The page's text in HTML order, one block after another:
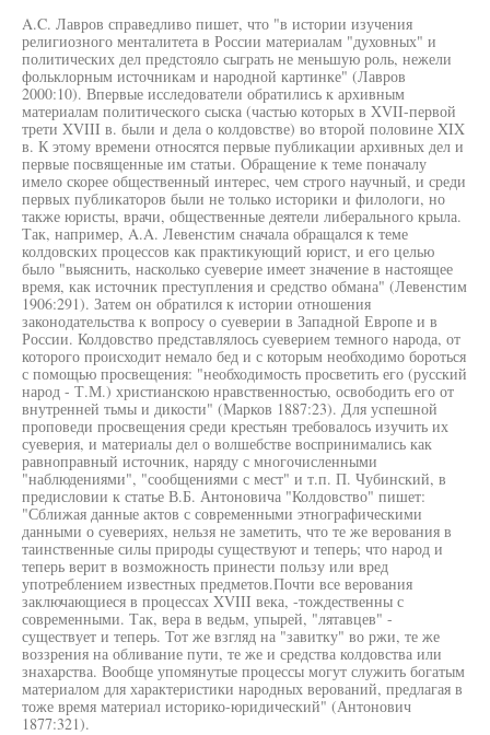
A.C. Лавров справедливо пишет, что "в истории изучения
религиозного менталитета в России материалам "духовных" и
политических дел предстояло сыграть не меньшую роль, нежели
фольклорным источникам и народной картинке" (Лавров
2000:10). Впервые исследователи обратились к архивным
материалам политического сыска (частью которых в XVII-первой
трети XVIII в. были и дела о колдовстве) во второй половине XIX
в. К этому времени относятся первые публикации архивных дел и
первые посвященные им статьи. Обращение к теме поначалу
имело скорее общественный интерес, чем строго научный, и среди
первых публикаторов были не только историки и филологи, но
также юристы, врачи, общественные деятели либерального крыла.
Так, например, A.A. Левенстим сначала обращался к теме
колдовских процессов как практикующий юрист, и его целью
было "выяснить, насколько суеверие имеет значение в настоящее
время, как источник преступления и средство обмана" (Левенстим
1906:291). Затем он обратился к истории отношения
законодательства к вопросу о суеверии в Западной Европе и в
России. Колдовство представлялось суеверием темного народа, от
которого происходит немало бед и с которым необходимо бороться
с помощью просвещения: "необходимость просветить его (русский
народ - Т.М.) христианскою нравственностью, освободить его от
внутренней тьмы и дикости" (Марков 1887:23). Для успешной
проповеди просвещения среди крестьян требовалось изучить их
суеверия, и материалы дел о волшебстве воспринимались как
равноправный источник, наряду с многочисленными
"наблюдениями", "сообщениями с мест" и т.п. П. Чубинский, в
предисловии к статье В.Б. Антоновича "Колдовство" пишет:
"Сближая данные актов с современными этнографическими
данными о суевериях, нельзя не заметить, что те же верования в
таинственные силы природы существуют и теперь; что народ и
теперь верит в возможность принести пользу или вред
употреблением известных предметов.Почти все верования
заключающиеся в процессах XVIII века, -тождественны с
современными. Так, вера в ведьм, упырей, "лятавцев" -
существует и теперь. Тот же взгляд на "завитку" во ржи, те же
воззрения на обливание пути, те же и средства колдовства или
знахарства. Вообще упомянутые процессы могут служить богатым
материалом для характеристики народных верований, предлагая в
тоже время материал историко-юридический" (Антонович
1877:321).